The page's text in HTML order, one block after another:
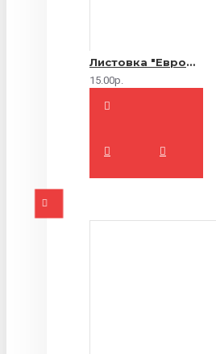
Листовка "Еврофлаер" (цветная с двух сторон)
15.00р.